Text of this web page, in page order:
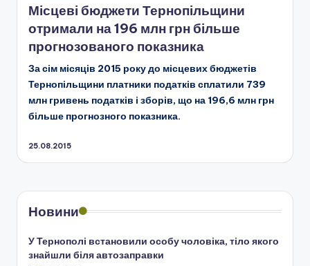
Місцеві бюджети Тернопільщини
отримали на 196 млн грн більше
прогнозованого показника
За сім місяців 2015 року до місцевих бюджетів
Тернопільщини платники податків сплатили 739
млн гривень податків і зборів, що на 196,6 млн грн
більше прогнозного показника.
25.08.2015
Новини
У Тернополі встановили особу чоловіка, тіло якого
знайшли біля автозаправки